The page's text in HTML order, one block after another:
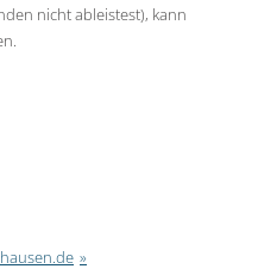
nicht ableistest), kann